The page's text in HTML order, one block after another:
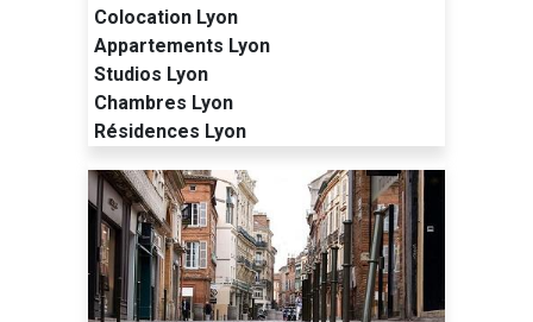
Colocation Lyon
Appartements Lyon
Studios Lyon
Chambres Lyon
Résidences Lyon